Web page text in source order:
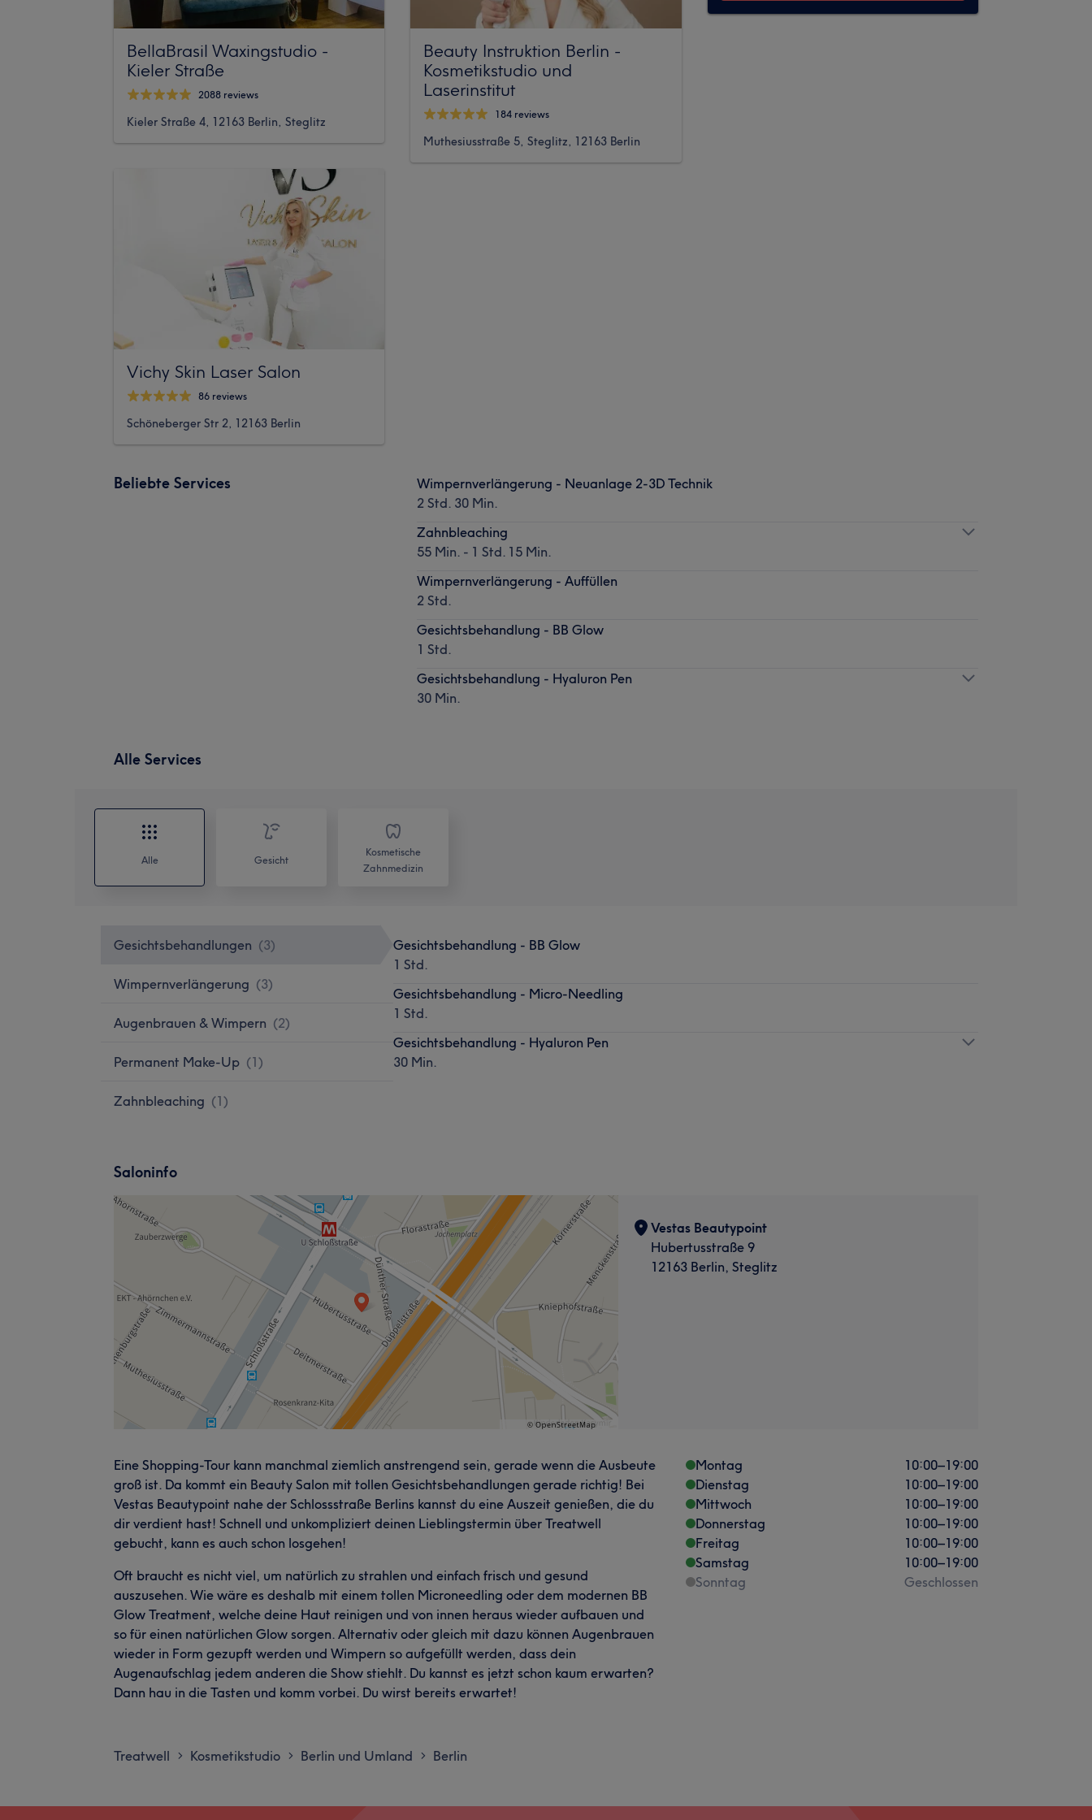
BellaBrasil Waxingstudio -
Kieler Straße
2088 reviews
Kieler Straße 4, 12163 Berlin, Steglitz
Vichy Skin Laser Salon
86 reviews
Schöneberger Str 2, 12163 Berlin
Beauty Instruktion Berlin -
Kosmetikstudio und
Laserinstitut
184 reviews
Muthesiusstraße 5, Steglitz, 12163 Berlin
Beliebte Services
Wimpernverlängerung - Neuanlage 2-3D Technik
2 Std. 30 Min.
Zahnbleaching
55 Min. - 1 Std. 15 Min.
Wimpernverlängerung - Auffüllen
2 Std.
Gesichtsbehandlung - BB Glow
1 Std.
Gesichtsbehandlung - Hyaluron Pen
30 Min.
Alle Services
Alle Gesicht
Kosmetische
Zahnmedizin
Gesichtsbehandlungen (3)
Wimpernverlängerung (3)
Augenbrauen & Wimpern (2)
Permanent Make-Up (1)
Zahnbleaching (1)
Gesichtsbehandlung - BB Glow
1 Std.
Gesichtsbehandlung - Micro-Needling
1 Std.
Gesichtsbehandlung - Hyaluron Pen
30 Min.
Saloninfo
Vestas Beautypoint
Hubertusstraße 9
12163 Berlin, Steglitz
Eine Shopping-Tour kann manchmal ziemlich anstrengend sein, gerade wenn die Ausbeute
groß ist. Da kommt ein Beauty Salon mit tollen Gesichtsbehandlungen gerade richtig! Bei
Vestas Beautypoint nahe der Schlossstraße Berlins kannst du eine Auszeit genießen, die du
dir verdient hast! Schnell und unkompliziert deinen Lieblingstermin über Treatwell
gebucht, kann es auch schon losgehen!
Oft braucht es nicht viel, um natürlich zu strahlen und einfach frisch und gesund
auszusehen. Wie wäre es deshalb mit einem tollen Microneedling oder dem modernen BB
Glow Treatment, welche deine Haut reinigen und von innen heraus wieder aufbauen und
so für einen natürlichen Glow sorgen. Alternativ oder gleich mit dazu können Augenbrauen
wieder in Form gezupft werden und Wimpern so aufgefüllt werden, dass dein
Augenaufschlag jedem anderen die Show stiehlt. Du kannst es jetzt schon kaum erwarten?
Dann hau in die Tasten und komm vorbei. Du wirst bereits erwartet!
Montag 10:00–19:00
Dienstag
10:00–19:00
Mittwoch
10:00–19:00
Donnerstag
10:00–19:00
Freitag
10:00–19:00
Samstag
10:00–19:00
Sonntag
Geschlossen
Treatwell > Kosmetikstudio > Berlin und Umland > Berlin